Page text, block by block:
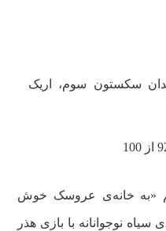
سکستون سوم، اریک
فیلم «به خانه‌ی عروسک خوش
سیاه نوجوانانه با بازی هذر